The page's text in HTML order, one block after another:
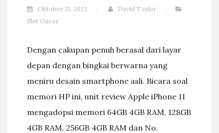
Oktober 31, 2022
David Taylor
Slot Gacor
Dengan cakupan penuh berasal dari layar
depan dengan bingkai berwarna yang
meniru desain smartphone asli. Bicara soal
memori HP ini, unit review Apple iPhone 11
mengadopsi memori 64GB 4GB RAM, 128GB
4GB RAM, 256GB 4GB RAM dan No.